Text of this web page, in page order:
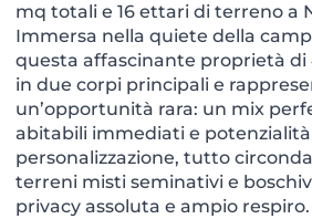
mq totali e 16 ettari di terreno a
Immersa nella quiete della
questa affascinante proprietà di
in due corpi principali e
un’opportunità rara: un mix
abitabili immediati e
personalizzazione, tutto
terreni misti seminativi e
privacy assoluta e ampio respiro.